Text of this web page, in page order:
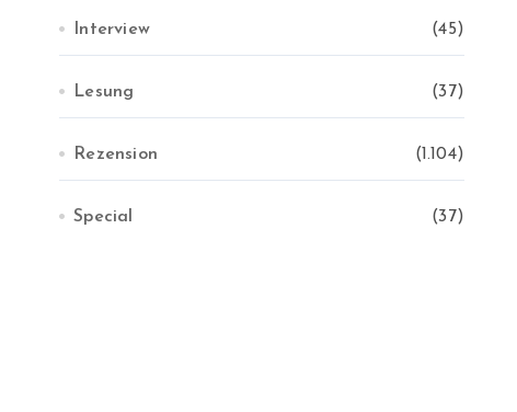
Interview (45)
Lesung (37)
Rezension (1.104)
Special (37)